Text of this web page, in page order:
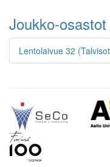
Joukko-
Lentolaivue 32